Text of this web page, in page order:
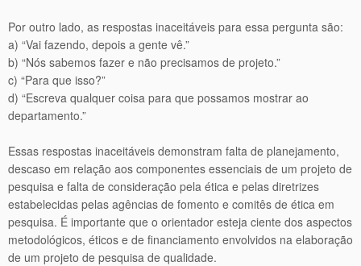
Por outro lado, as respostas inaceitáveis para essa pergunta são:
a) “Vai fazendo, depois a gente vê.”
b) “Nós sabemos fazer e não precisamos de projeto.”
c) “Para que isso?”
d) “Escreva qualquer coisa para que possamos mostrar ao
departamento.”
Essas respostas inaceitáveis demonstram falta de planejamento,
descaso em relação aos componentes essenciais de um projeto de
pesquisa e falta de consideração pela ética e pelas diretrizes
estabelecidas pelas agências de fomento e comitês de ética em
pesquisa. É importante que o orientador esteja ciente dos aspectos
metodológicos, éticos e de financiamento envolvidos na elaboração
de um projeto de pesquisa de qualidade.